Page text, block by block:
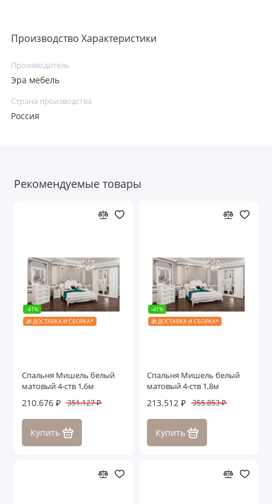
Производство Характеристики
Производитель
Эра мебель
Страна производства
Россия
Рекомендуемые товары
-41%
🎁 ДОСТАВКА И СБОРКА*
Спальня Мишель белый
матовый 4-ств 1,6м
210.676 ₽ 351.127 ₽
Купить
-41%
🎁 ДОСТАВКА И СБОРКА*
Спальня Мишель белый
матовый 4-ств 1,8м
213.512 ₽ 355.853 ₽
Купить